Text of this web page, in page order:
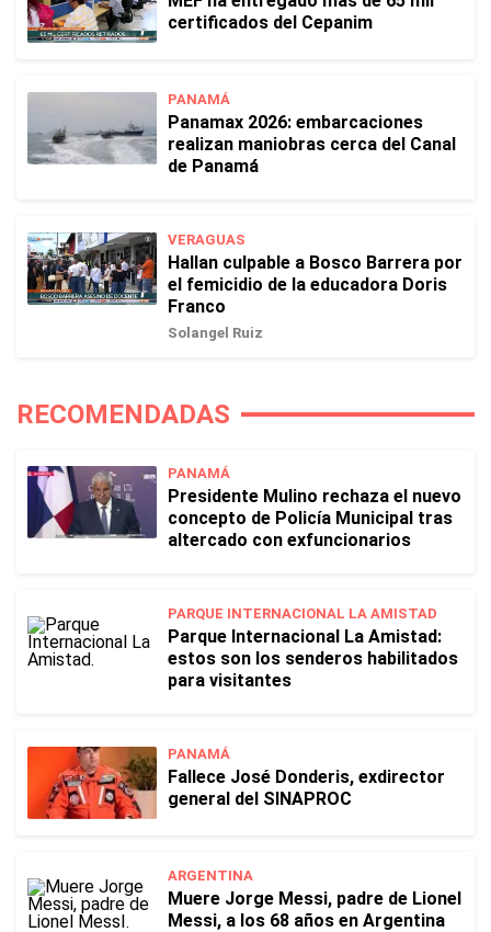
certificados del Cepanim
PANAMÁ
Panamax 2026: embarcaciones
realizan maniobras cerca del Canal
de Panamá
VERAGUAS
Hallan culpable a Bosco Barrera por
el femicidio de la educadora Doris
Franco
Solangel Ruiz
RECOMENDADAS
PANAMÁ
Presidente Mulino rechaza el nuevo
concepto de Policía Municipal tras
altercado con exfuncionarios
PARQUE INTERNACIONAL LA AMISTAD
Parque Internacional La Amistad:
estos son los senderos habilitados
para visitantes
PANAMÁ
Fallece José Donderis, exdirector
general del SINAPROC
ARGENTINA
Muere Jorge Messi, padre de Lionel
Messi, a los 68 años en Argentina